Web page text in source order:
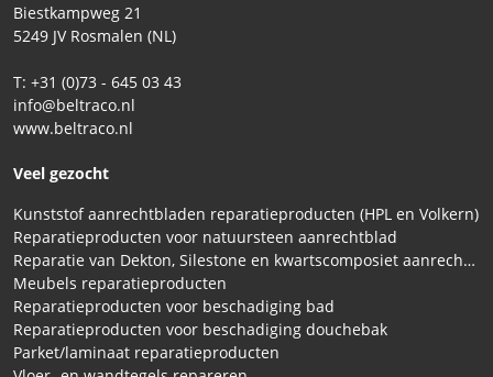
Biestkampweg 21
5249 JV Rosmalen (NL)
T: +31 (0)73 - 645 03 43
info@beltraco.nl
www.beltraco.nl
Veel gezocht
Kunststof aanrechtbladen reparatieproducten (HPL en Volkern)
Reparatieproducten voor natuursteen aanrechtblad
Reparatie van Dekton, Silestone en kwartscomposiet aanrechtbladen
Meubels reparatieproducten
Reparatieproducten voor beschadiging bad
Reparatieproducten voor beschadiging douchebak
Parket/laminaat reparatieproducten